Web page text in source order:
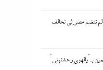
لم تنضم مصر إلى تحالف
بـ”يالهوى وحشتونى”